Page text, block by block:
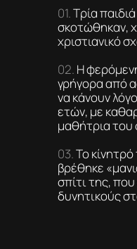
Τρία
σκοτώθηκαν,
χριστιανικό
Η
γρήγορα από
να κάνουν
ετών, με
μαθήτρια του
Το
βρέθηκε
σπίτι της,
δυνητικούς